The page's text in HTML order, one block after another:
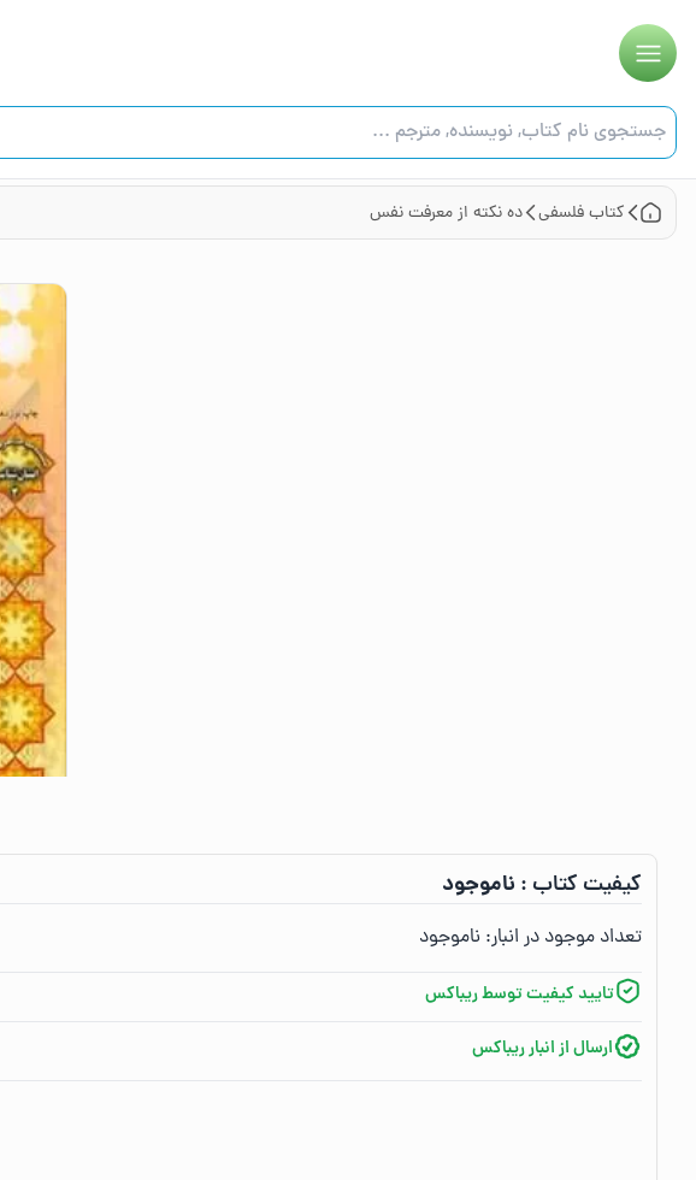
کتابفلسفی ده نکته از معرفت نفس
کیفیت کتاب :‌ ناموجود
تعداد موجود در انبار:‌ ناموجود
تایید کیفیت توسط ریباکس
ارسال از انبار ریباکس